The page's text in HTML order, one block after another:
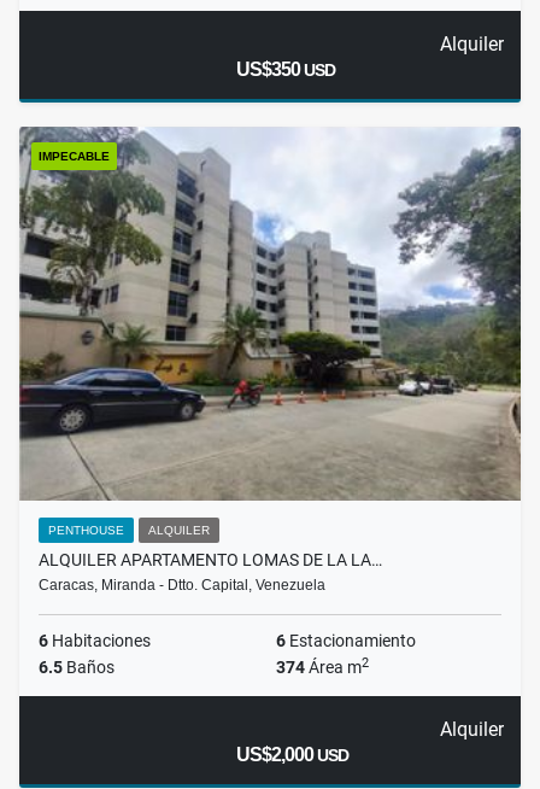
Alquiler
US$350USD
IMPECABLE
PENTHOUSE ALQUILER
ALQUILER APARTAMENTO LOMAS DE LA LA…
Caracas, Miranda - Dtto. Capital, Venezuela
6 Habitaciones 6 Estacionamiento
6.5 Baños 374Área m2
Alquiler
US$2,000USD